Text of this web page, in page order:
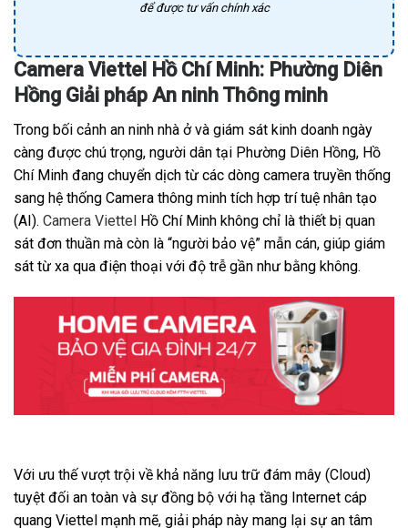
để được tư vấn chính xác
Camera Viettel Hồ Chí Minh: Phường Diên
Hồng Giải pháp An ninh Thông minh
Trong bối cảnh an ninh nhà ở và giám sát kinh doanh ngày
càng được chú trọng, người dân tại Phường Diên Hồng, Hồ
Chí Minh đang chuyển dịch từ các dòng camera truyền thống
sang hệ thống Camera thông minh tích hợp trí tuệ nhân tạo
(AI). Camera Viettel
Hồ Chí Minh không chỉ là thiết bị quan
sát đơn thuần mà còn là “người bảo vệ” mẫn cán, giúp giám
sát từ xa qua điện thoại với độ trễ gần như bằng không.
Với ưu thế vượt trội về khả năng lưu trữ đám mây (Cloud)
tuyệt đối an toàn và sự đồng bộ với hạ tầng Internet cáp
quang Viettel mạnh mẽ, giải pháp này mang lại sự an tâm